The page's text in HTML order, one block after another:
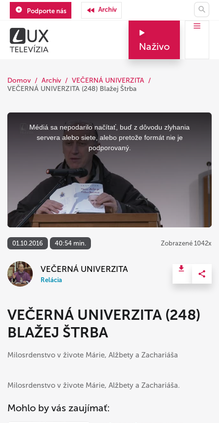
Podporte nás Archív
Naživo
Domov Archív
VEČERNÁ UNIVERZITA
VEČERNÁ UNIVERZITA (248) Blažej Štrba
This
Médiá sa nepodarilo načítať, buď z dôvodu zlyhania
servera alebo siete, alebo pretože formát nie je
podporovaný.
01.10.2016 40:54 min. Zobrazené 1042x
VEČERNÁ UNIVERZITA
Relácia
VEČERNÁ UNIVERZITA (248)
BLAŽEJ ŠTRBA
Milosrdenstvo v živote Márie, Alžbety a Zachariáša
Milosrdenstvo v živote Márie, Alžbety a Zachariáša.
Mohlo by vás zaujímať: